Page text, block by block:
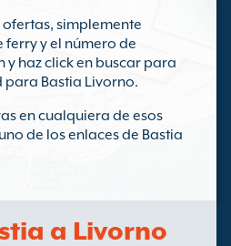
ofertas, simplemente
ferry y el número de
y haz click en buscar para
Bastia Livorno.
en cualquiera de esos
de los enlaces de Bastia
a Livorno